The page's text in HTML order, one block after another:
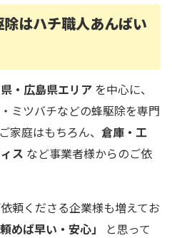
はハチ職人あんばい
・広島県エリア を中心に、
ミツバチなどの蜂駆除を専門
家庭はもちろん、 倉庫・工
ス など事業者様からのご依
頼くださる企業様も増えてお
めば早い・安心」
と思って